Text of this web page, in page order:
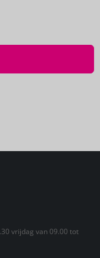
vrijdag van 09.00 tot